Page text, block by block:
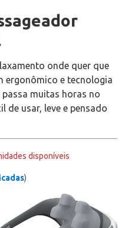
onde quer que
ergonômico e tecnologia
muitas horas no
de usar, leve e pensado
disponíveis
)